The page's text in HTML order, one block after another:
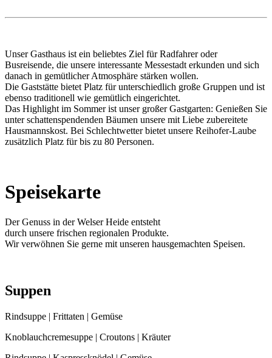
Unser Gasthaus ist ein beliebtes Ziel für Radfahrer oder
Busreisende, die unsere interessante Messestadt erkunden und sich
danach in gemütlicher Atmosphäre stärken wollen.
Die Gaststätte bietet Platz für unterschiedlich große Gruppen und ist
ebenso traditionell wie gemütlich eingerichtet.
Das Highlight im Sommer ist unser großer Gastgarten: Genießen Sie
unter schattenspendenden Bäumen unsere mit Liebe zubereitete
Hausmannskost. Bei Schlechtwetter bietet unsere Reihofer-Laube
zusätzlich Platz für bis zu 80 Personen.
Speisekarte
Der Genuss in der Welser Heide entsteht
durch unsere frischen regionalen Produkte.
Wir verwöhnen Sie gerne mit unseren hausgemachten Speisen.
Suppen
Rindsuppe | Frittaten | Gemüse
Knoblauchcremesuppe | Croutons | Kräuter